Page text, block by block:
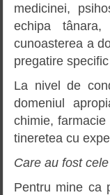
medicinei,
echipa
cunoasterea a
pregatire
La nivel de
domeniul
chimie,
tineretea cu
Care au fost
Pentru mine ca